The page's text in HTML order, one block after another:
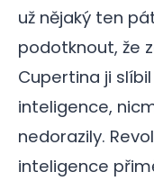
už nějaký ten
podotknout, že
Cupertina ji
inteligence,
nedorazily.
inteligence